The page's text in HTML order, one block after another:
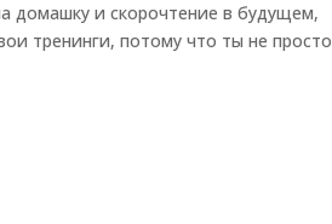
домашку и скорочтение в будущем,
тренинги, потому что ты не просто